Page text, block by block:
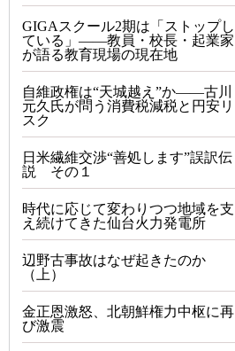
GIGAスクール2期は「ストップし
ている」——教員・校長・起業家
が語る教育現場の現在地
自維政権は“天城越え”か――古川
元久氏が問う消費税減税と円安リ
スク
日米繊維交渉“善処します”誤訳伝
説 その１
時代に応じて変わりつつ地域を支
え続けてきた仙台火力発電所
辺野古事故はなぜ起きたのか
（上）
金正恩激怒、北朝鮮権力中枢に再
び激震